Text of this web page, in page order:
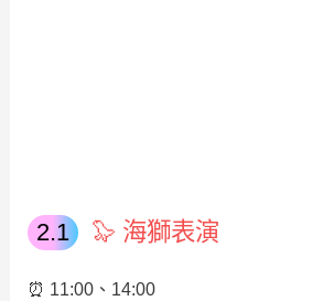
🦭 海獅表演
⏰ 11:00、14:00